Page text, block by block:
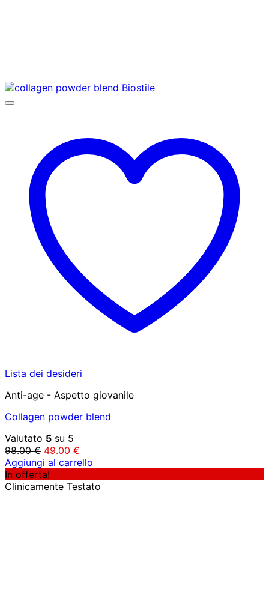
Lista dei desideri
Anti-age - Aspetto giovanile
Collagen powder blend
Valutato 5 su 5
98.00€ Il
prezzo
originale
era:
49.00 €
prezzo
è:
Aggiungi al carrello
In offerta!
Clinicamente Testato